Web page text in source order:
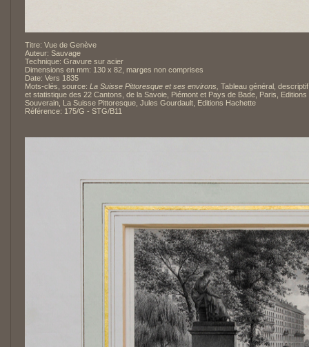
Titre: Vue de Genève
Auteur: Sauvage
Technique: Gravure sur acier
Dimensions en mm: 130 x 82, marges non comprises
Date: Vers 1835
Mots-clés, source: La Suisse Pittoresque et ses environs, Tableau général,
et statistique des 22 Cantons, de la Savoie, Piémont et Pays de Bade, Paris, Editions
Souverain, La Suisse Pittoresque, Jules Gourdault, Editions Hachette
Référence: 175/G - STG/B11